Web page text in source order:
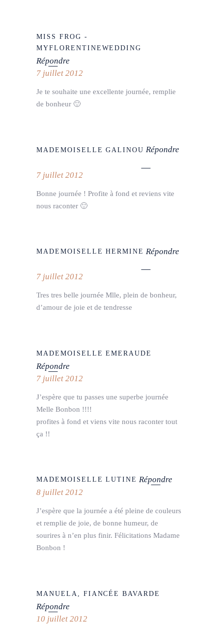
MISS FROG -
MYFLORENTINEWEDDING
Répondre
7 juillet 2012
Je te souhaite une excellente journée, remplie
de bonheur 🙂
MADEMOISELLE GALINOU Répondre
7 juillet 2012
Bonne journée ! Profite à fond et reviens vite
nous raconter 🙂
MADEMOISELLE HERMINE Répondre
7 juillet 2012
Tres tres belle journée Mlle, plein de bonheur,
d’amour de joie et de tendresse
MADEMOISELLE EMERAUDE
Répondre
7 juillet 2012
J’espère que tu passes une superbe journée
Melle Bonbon !!!!
profites à fond et viens vite nous raconter tout
ça !!
MADEMOISELLE LUTINE Répondre
8 juillet 2012
J’espère que la journée a été pleine de couleurs
et remplie de joie, de bonne humeur, de
sourires à n’en plus finir. Félicitations Madame
Bonbon !
MANUELA, FIANCÉE BAVARDE
Répondre
10 juillet 2012